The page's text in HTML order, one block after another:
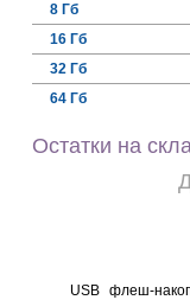
8 Гб
16 Гб
32 Гб
64 Гб
Остатки на
USB флеш-